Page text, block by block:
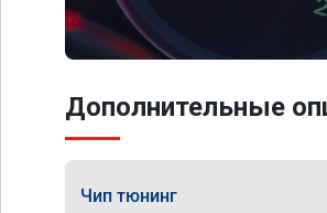
Дополнительные
Чип тюнинг